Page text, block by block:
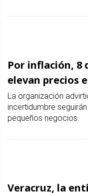
Por inflación, 8
elevan precios
La organización
incertidumbre
pequeños negocios.
Veracruz, la